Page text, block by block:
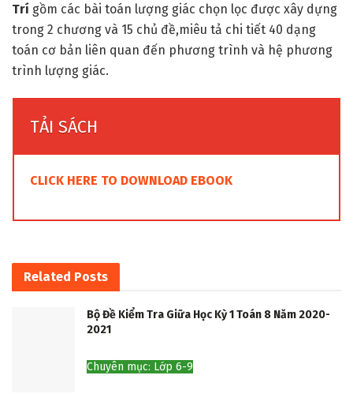
Trí gồm các bài toán lượng giác chọn lọc được xây dựng
trong 2 chương và 15 chủ đề,miêu tả chi tiết 40 dạng
toán cơ bản liên quan đến phương trình và hệ phương
trình lượng giác.
TẢI SÁCH
CLICK HERE TO DOWNLOAD EBOOK
Related Posts
Bộ Đề Kiểm Tra Giữa Học Kỳ 1 Toán 8 Năm 2020-
2021
Chuyên mục: Lớp 6-9